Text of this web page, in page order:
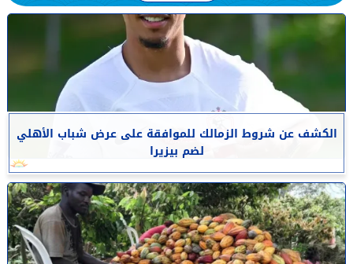
الكشف عن شروط الزمالك للموافقة على عرض شباب الأهلي
لضم بيزيرا